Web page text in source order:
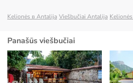
Kelionės в Antalija Viešbučiai Antalija
Panašūs viešbučiai